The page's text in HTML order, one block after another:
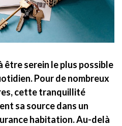
être serein le plus possible
Pour de nombreux
cette tranquillité
sa source dans un
habitation. Au-delà